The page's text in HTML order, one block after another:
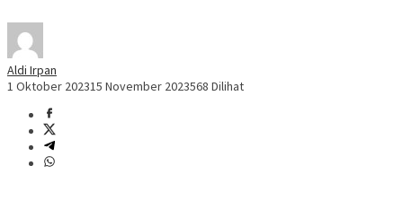
Aldi Irpan
1 Oktober 202315 November 2023568 Dilihat